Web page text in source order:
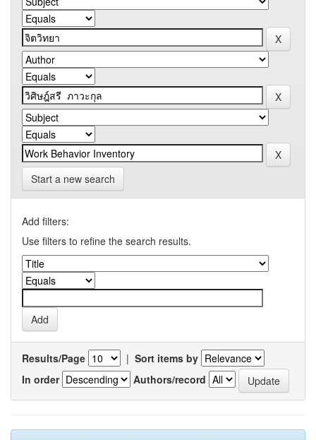
Start a new search
Add filters:
Use filters to refine the search results.
Results/Page | Sort items by
In order
Authors/record